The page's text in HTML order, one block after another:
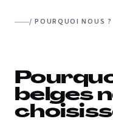
/ POURQUOI NOUS ?
belges